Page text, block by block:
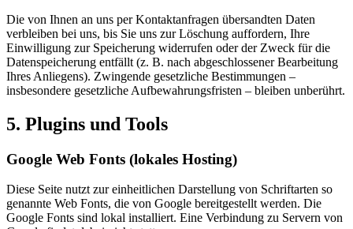
Die von Ihnen an uns per Kontaktanfragen übersandten Daten
verbleiben bei uns, bis Sie uns zur Löschung auffordern, Ihre
Einwilligung zur Speicherung widerrufen oder der Zweck für die
Datenspeicherung entfällt (z. B. nach abgeschlossener Bearbeitung
Ihres Anliegens). Zwingende gesetzliche Bestimmungen –
insbesondere gesetzliche Aufbewahrungsfristen – bleiben unberührt.
5. Plugins und Tools
Google Web Fonts (lokales Hosting)
Diese Seite nutzt zur einheitlichen Darstellung von Schriftarten so
genannte Web Fonts, die von Google bereitgestellt werden. Die
Google Fonts sind lokal installiert. Eine Verbindung zu Servern von